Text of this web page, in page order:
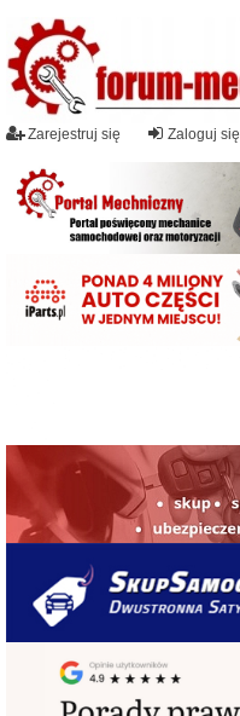
Zaloguj się
Zarejestruj się